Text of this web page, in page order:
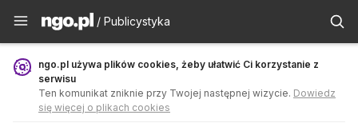
Publicystyka - ngo.pl
/ Publicystyka
ngo.pl używa plików cookies, żeby ułatwić Ci korzystanie z
serwisu
Ten komunikat zniknie przy Twojej następnej wizycie. Dowiedz
się więcej o plikach cookies